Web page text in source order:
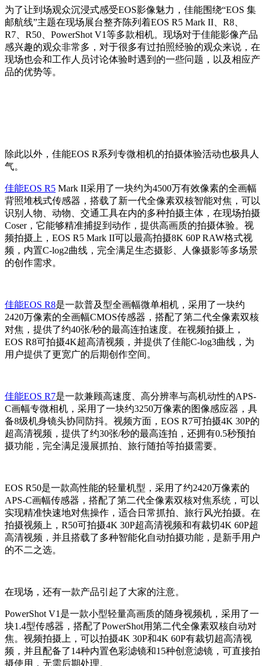
为了让到场观众沉浸式感受EOS影像魅力，佳能围绕“EOS 集
邮航线”主题在现场展台整齐陈列着EOS R5 Mark II、R8、
R7、R50、PowerShot V1等多款相机。现场对于佳能影像产品
感兴趣的观众非常多，对于很多有过拍照经验的观众来说，在
现场也会和工作人员讨论体验时遇到的一些问题，以及相应产
品的优势等。
除此以外，佳能EOS R系列专微相机的拍摄体验活动也极具人
气。
佳能EOS R5 Mark II采用了一块约为4500万有效像素的全画幅
背照堆栈式传感器，搭载了新一代全像素双核智能对焦，可以
识别人物、动物、交通工具在内的多种拍摄主体，在现场拍摄
Coser，它能够精准捕捉到动作，提供高画质的拍摄体验。视
频拍摄上，EOS R5 Mark II可以最高拍摄8K 60P RAW格式视
频，内置C-log2曲线，完全满足生态摄影、人像摄影等多场景
的创作需求。
佳能EOS R8是一款普及型全画幅微单相机，采用了一块约
2420万像素的全画幅CMOS传感器，搭配了第二代全像素双核
对焦，提供了约40张/秒的最高连拍速度。在视频拍摄上，
EOS R8可拍摄4K超高清视频，并提供了佳能C-log3曲线，为
用户提供了更宽广的后期创作空间。
佳能EOS R7是一款兼顾高速度、高分辨率与高机动性的APS-
C画幅专微相机，采用了一块约3250万像素的图像感应器，具
备8级机身镜头协同防抖。视频方面，EOS R7可拍摄4K 30P的
超高清视频，提供了约30张/秒的最高连拍，还拥有0.5秒预拍
摄功能，完全满足漫展抓拍、旅行随拍等拍摄需要。
EOS R50是一款高性能的轻量机型，采用了约2420万像素的
APS-C画幅传感器，搭配了第二代全像素双核对焦系统，可以
实现精准快速地对焦操作，适合日常抓拍、旅行风光拍摄。在
拍摄视频上，R50可拍摄4K 30P超高清视频和有裁切4K 60P超
高清视频，并且搭载了多种智能化自动拍摄功能，是新手用户
的不二之选。
在现场，还有一款产品引起了大家的注意。
PowerShot V1是一款小型轻量高画质的随身视频机，采用了一
块1.4型传感器，搭配了PowerShot用第二代全像素双核自动对
焦。视频拍摄上，可以拍摄4K 30P和4K 60P有裁切超高清视
频，并且配备了14种内置色彩滤镜和15种创意滤镜，可直接拍
摄使用，无需后期处理。